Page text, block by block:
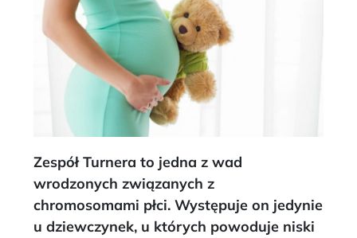
Zespół Turnera to jedna z wad
wrodzonych związanych z
chromosomami płci. Występuje on jedynie
u dziewczynek, u których powoduje niski